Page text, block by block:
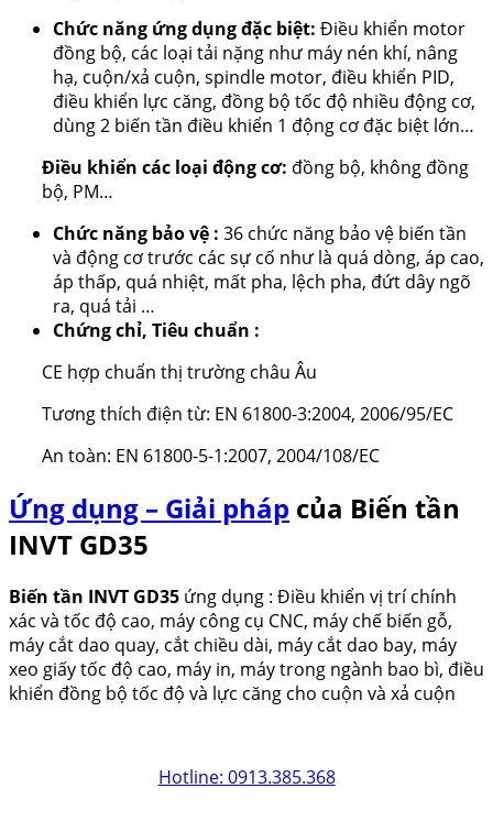
Chức năng ứng dụng đặc biệt: Điều khiển motor
đồng bộ, các loại tải nặng như máy nén khí, nâng
hạ, cuộn/xả cuộn, spindle motor, điều khiển PID,
điều khiển lực căng, đồng bộ tốc độ nhiều động cơ,
dùng 2 biến tần điều khiển 1 động cơ đặc biệt lớn…
Điều khiển các loại động cơ: đồng bộ, không đồng
bộ, PM…
Chức năng bảo vệ : 36 chức năng bảo vệ biến tần
và động cơ trước các sự cố như là quá dòng, áp cao,
áp thấp, quá nhiệt, mất pha, lệch pha, đứt dây ngõ
ra, quá tải …
Chứng chỉ, Tiêu chuẩn :
CE hợp chuẩn thị trường châu Âu
Tương thích điện từ: EN 61800-3:2004, 2006/95/EC
An toàn: EN 61800-5-1:2007, 2004/108/EC
Ứng dụng – Giải pháp của Biến tần
INVT GD35
Biến tần INVT GD35 ứng dụng : Điều khiển vị trí chính
xác và tốc độ cao, máy công cụ CNC, máy chế biến gỗ,
máy cắt dao quay, cắt chiều dài, máy cắt dao bay, máy
xeo giấy tốc độ cao, máy in, máy trong ngành bao bì, điều
khiển đồng bộ tốc độ và lực căng cho cuộn và xả cuộn
Hotline: 0913.385.368